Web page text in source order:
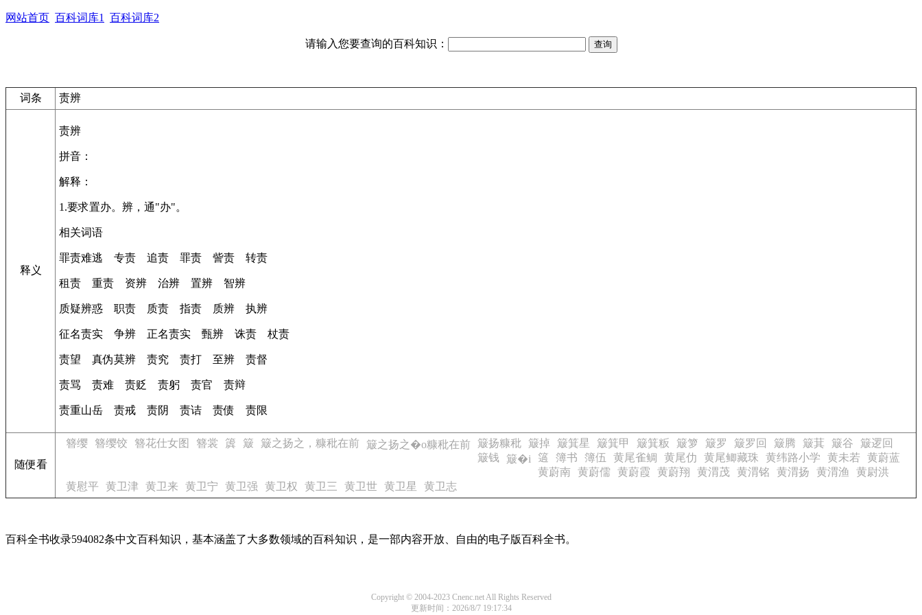
网站首页 百科词库1 百科词库2
请输入您要查询的百科知识：
词条 责辨
释义
责辨
拼音：
解释：
1.要求置办。辨，通"办"。
相关词语
罪责难逃 专责 追责 罪责 訾责 转责
租责 重责 资辨 治辨 置辨 智辨
质疑辨惑 职责 质责 指责 质辨 执辨
征名责实 争辨 正名责实 甄辨 诛责 杖责
责望 真伪莫辨 责究 责打 至辨 责督
责骂 责难 责贬 责躬 责官 责辩
责重山岳 责戒 责阴 责诘 责债 责限
随便看
簪缨 簪缨饺 簪花仕女图 簪裳 簴 簸 簸之扬之，糠秕在前 簸之扬之�o糠秕在前 簸扬糠秕 簸掉 簸箕星 簸箕甲 簸箕粄 簸箩 簸罗 簸罗回 簸腾 簸萁 簸谷
簸逻回
簸钱
簸�i 簻 簿书 簿伍 黄尾雀鲷 黄尾仂 黄尾鲫藏珠 黄纬路小学 黄未若 黄蔚蓝
黄蔚南 黄蔚儒 黄蔚霞 黄蔚翔 黄渭茂 黄渭铭 黄渭扬 黄渭渔
黄尉洪
黄慰平
黄卫津 黄卫来 黄卫宁 黄卫强 黄卫权 黄卫三 黄卫世 黄卫星 黄卫志
百科全书收录594082条中文百科知识，基本涵盖了大多数领域的百科知识，是一部内容开放、自由的电子版百科全书。
Copyright © 2004-2023 Cnenc.net All Rights Reserved
更新时间：2026/8/7 19:17:34